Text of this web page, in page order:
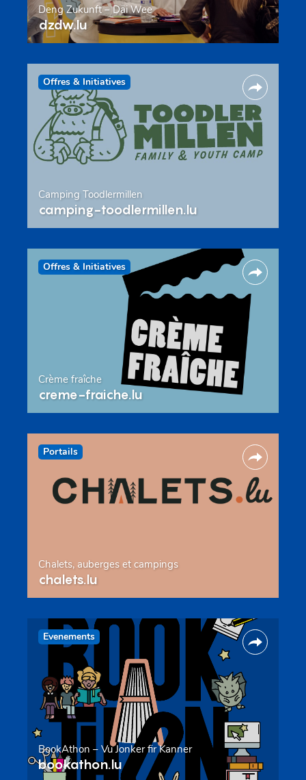
Deng Zukunft – Däi Wee
dzdw.lu
Offres & Initiatives
Camping Toodlermillen
camping-toodlermillen.lu
Offres & Initiatives
Crème fraîche
creme-fraiche.lu
Portails
Chalets, auberges et campings
chalets.lu
Evenements
BookAthon – Vu Jonker fir Kanner
bookathon.lu